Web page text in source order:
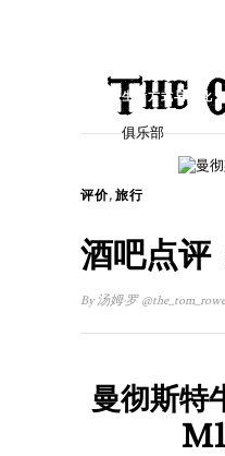
生活方式与文化
俱乐部
评价, 旅行
酒吧点评
By汤姆·罗
曼彻斯特